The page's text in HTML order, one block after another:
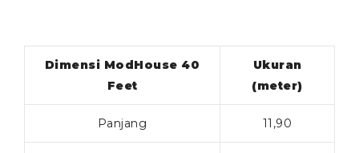
Dimensi ModHouse 40
Feet
Ukuran
(meter)
Panjang 11,90